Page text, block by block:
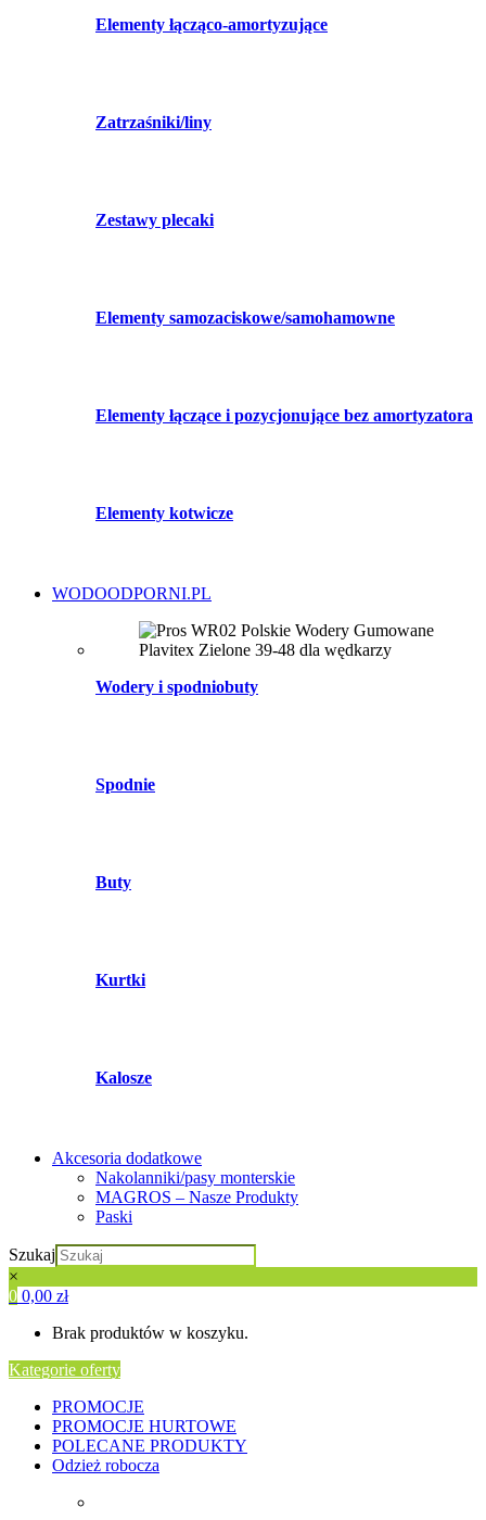
Elementy łącząco-amortyzujące
Zatrzaśniki/liny
Zestawy plecaki
Elementy samozaciskowe/samohamowne
Elementy łączące i pozycjonujące bez amortyzatora
Elementy kotwicze
WODOODPORNI.PL
Wodery i spodniobuty
Spodnie
Buty
Kurtki
Kalosze
Akcesoria dodatkowe
Nakolanniki/pasy monterskie
MAGROS – Nasze Produkty
Paski
Szukaj
×
0 0,00 zł
Brak produktów w koszyku.
Kategorie oferty
PROMOCJE
PROMOCJE HURTOWE
POLECANE PRODUKTY
Odzież robocza